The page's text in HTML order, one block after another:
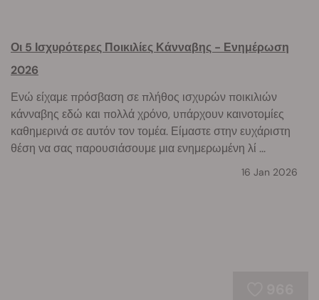
Οι 5 Ισχυρότερες Ποικιλίες Κάνναβης - Ενημέρωση
2026
Ενώ είχαμε πρόσβαση σε πλήθος ισχυρών ποικιλιών
κάνναβης εδώ και πολλά χρόνο, υπάρχουν καινοτομίες
καθημερινά σε αυτόν τον τομέα. Είμαστε στην ευχάριστη
θέση να σας παρουσιάσουμε μια ενημερωμένη λί ...
16 Jan 2026